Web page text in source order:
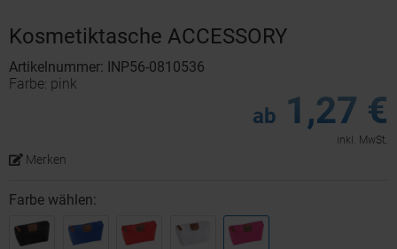
Kosmetiktasche ACCESSORY
Artikelnummer: INP56-0810536
Farbe: pink
ab 1,27 €
inkl. MwSt.
Merken
Farbe wählen: